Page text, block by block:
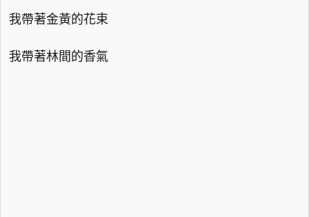
我帶著金黃的花束
我帶著林間的香氣